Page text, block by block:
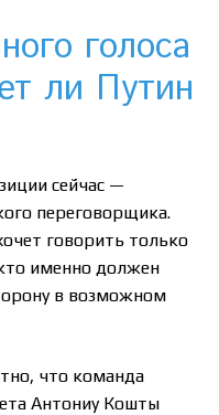
голоса
ли Путин
сейчас —
переговорщика.
говорить только
именно должен
в возможном
что команда
Антониу Кошты